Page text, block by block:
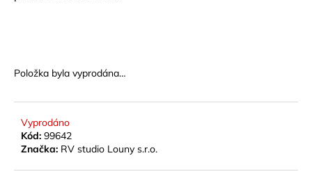
Položka byla vyprodána…
Vyprodáno
Kód: 99642
Značka: RV studio Louny s.r.o.
e
SPIRÁLOVÉ
RŮŽE
Kč